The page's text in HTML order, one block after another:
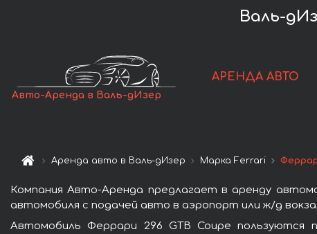
Валь-
Авто-Аренда в Валь-дИзер
АРЕНДА АВТО
Аренда авто в Валь-дИзер Марка Ferrari
Компания Авто-Аренда предлагает в аренду
автомобиля с подачей авто в аэропорт или ж/д
Автомобиль Феррари 296 GTB Coupe пользуются